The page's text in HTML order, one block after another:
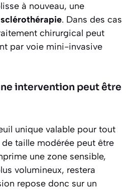
à nouveau, une
sclérothérapie. Dans des cas
chirurgical peut
par voie mini-invasive
intervention peut être
unique valable pour tout
taille modérée peut être
une zone sensible,
volumineux, restera
repose donc sur un